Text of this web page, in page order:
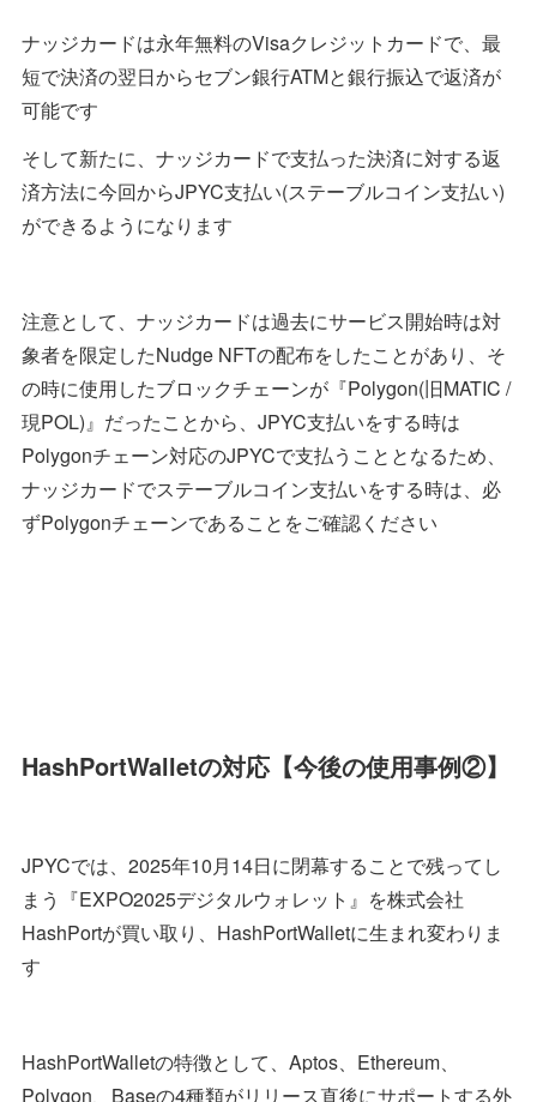
ナッジカードは永年無料のVisaクレジットカードで、最
短で決済の翌日からセブン銀行ATMと銀行振込で返済が
可能です
そして新たに、ナッジカードで支払った決済に対する返
済方法に今回からJPYC支払い(ステーブルコイン支払い)
ができるようになります
注意として、ナッジカードは過去にサービス開始時は対
象者を限定したNudge NFTの配布をしたことがあり、そ
の時に使用したブロックチェーンが『Polygon(旧MATIC /
現POL)』だったことから、JPYC支払いをする時は
Polygonチェーン対応のJPYCで支払うこととなるため、
ナッジカードでステーブルコイン支払いをする時は、必
ずPolygonチェーンであることをご確認ください
HashPortWalletの対応【今後の使用事例②】
JPYCでは、2025年10月14日に閉幕することで残ってし
まう『EXPO2025デジタルウォレット』を株式会社
HashPortが買い取り、HashPortWalletに生まれ変わりま
す
HashPortWalletの特徴として、Aptos、Ethereum、
Polygon、Baseの4種類がリリース直後にサポートする外